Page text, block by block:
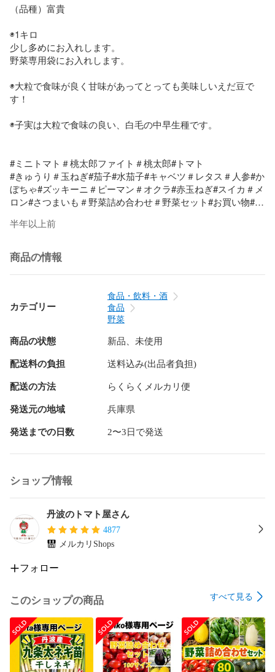
（品種）富貴
◉1キロ
少し多めにお入れします。
野菜専用袋にお入れします。
◉大粒で食味が良く甘味があってとっても美味しいえだ豆で
す！
◉子実は大粒で食味の良い、白毛の中早生種です。
#ミニトマト＃桃太郎ファイト＃桃太郎#トマト
#きゅうり＃玉ねぎ#茄子#水茄子#キャベツ＃レタス＃人参#か
ぼちゃ#ズッキーニ＃ピーマン＃オクラ#赤玉ねぎ#スイカ＃メ
ロン#さつまいも＃野菜詰め合わせ＃野菜セット#お買い物#ス
九条ねぎ#クール便#じゃがいも
半年以上前
商品の情報
カテゴリー
食品・飲料・酒
食品
野菜
商品の状態 新品、未使用
配送料の負担 送料込み(出品者負担)
配送の方法 らくらくメルカリ便
発送元の地域 兵庫県
発送までの日数 2〜3日で発送
ショップ情報
丹波のトマト屋さん
4877
メルカリShops
フォロー
このショップの商品 すべて見る